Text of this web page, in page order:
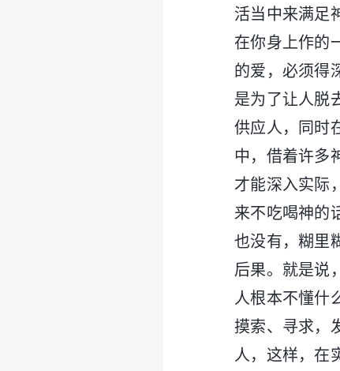
活当中来满足
在你身上作的
的爱，必须得
是为了让人脱
供应人，同时
中，借着许多
才能深入实际
来不吃喝神的
也没有，糊里
后果。就是说
人根本不懂什
摸索、寻求，
人，这样，在